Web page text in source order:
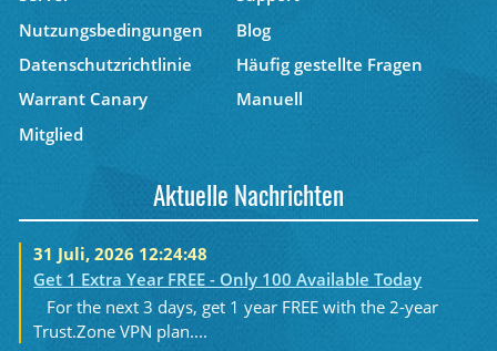
Nutzungsbedingungen
Blog
Datenschutzrichtlinie
Häufig gestellte Fragen
Warrant Canary
Manuell
Mitglied
Aktuelle Nachrichten
31 Juli, 2026 12:24:48
Get 1 Extra Year FREE - Only 100 Available Today
For the next 3 days, get 1 year FREE with the 2-year
Trust.Zone VPN plan....